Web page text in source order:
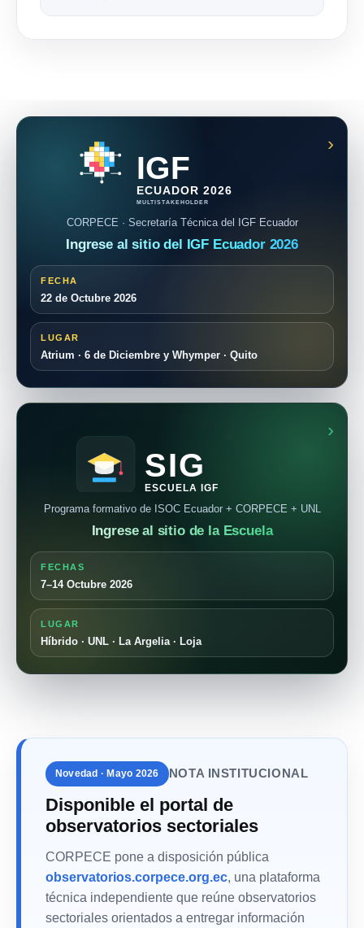
IGF
ECUADOR 2026
MULTISTAKEHOLDER
CORPECE · Secretaría Técnica del IGF Ecuador
Ingrese al sitio del IGF Ecuador 2026
FECHA
22 de Octubre 2026
LUGAR
Atrium · 6 de Diciembre y Whymper · Quito
SIG
ESCUELA IGF
SEMILLERO OFICIAL
Programa formativo de ISOC Ecuador + CORPECE + UNL
Ingrese al sitio de la Escuela
FECHAS
7–14 Octubre 2026
LUGAR
Híbrido · UNL · La Argelia · Loja
Novedad · Mayo 2026 NOTA INSTITUCIONAL
Disponible el portal de
observatorios sectoriales
CORPECE pone a disposición pública
observatorios.corpece.org.ec, una plataforma
técnica independiente que reúne observatorios
sectoriales orientados a entregar información